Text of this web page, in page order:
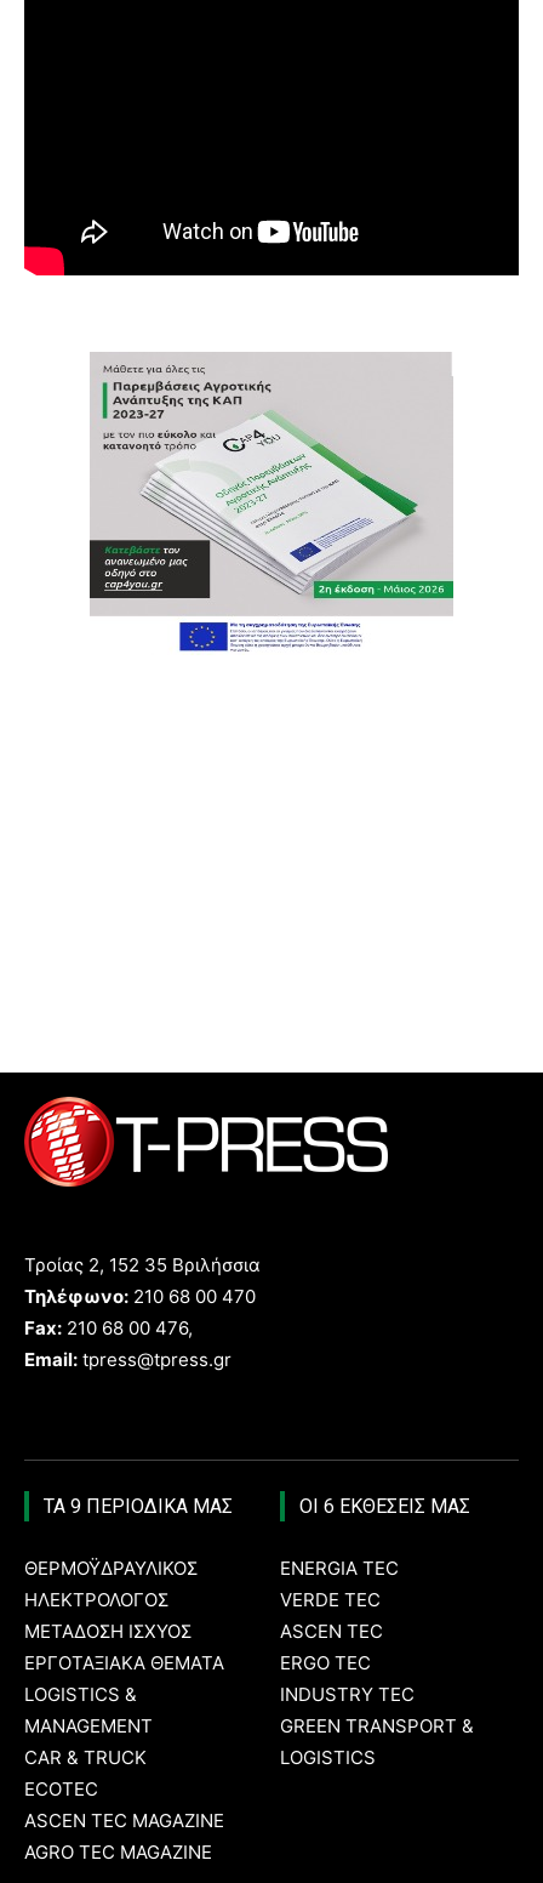
Τροίας 2, 152 35 Βριλήσσια
Τηλέφωνο: 210 68 00 470
Fax: 210 68 00 476,
Email: tpress@tpress.gr
ΤΑ 9 ΠΕΡΙΟΔΙΚΑ ΜΑΣ
ΘΕΡΜΟΫΔΡΑΥΛΙΚΟΣ
ΗΛΕΚΤΡΟΛΟΓΟΣ
ΜΕΤΑΔΟΣΗ ΙΣΧΥΟΣ
ΕΡΓΟΤΑΞΙΑΚΑ ΘΕΜΑΤΑ
LOGISTICS &
MANAGEMENT
CAR & TRUCK
ECOTEC
ASCEN TEC MAGAZINE
AGRO TEC MAGAZINE
ΟΙ 6 ΕΚΘΕΣΕΙΣ ΜΑΣ
ENERGIA TEC
VERDE TEC
ASCEN TEC
ERGO TEC
INDUSTRY TEC
GREEN TRANSPORT &
LOGISTICS